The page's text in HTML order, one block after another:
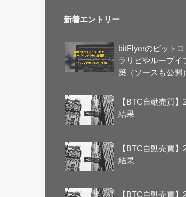
新着エントリー
bitFlyerのビット
ラリピやループイ
築（ソースも公開）
【BTC自動売買
結果
【BTC自動売買
結果
【BTC自動売買】